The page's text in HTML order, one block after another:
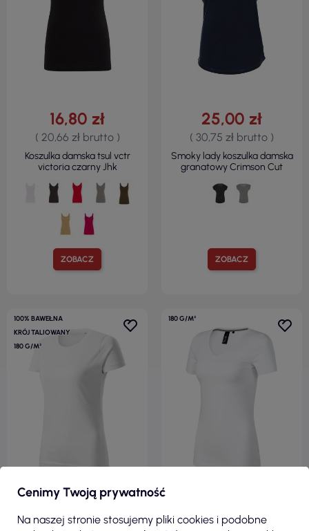
ZOBACZ
16,80 zł
( 20,66 zł brutto )
Koszulka damska tsul vctr
victoria czarny Jhk
ZOBACZ
25,00 zł
( 30,75 zł brutto )
Smoky lady koszulka damska
granatowy Crimson Cut
100% BAWEŁNA
KRÓJ TALIOWANY
180 G/M²
180 G/M²
Cenimy Twoją prywatność
Na naszej stronie stosujemy pliki cookies i podobne